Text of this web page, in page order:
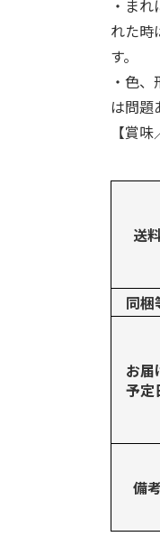
・ま
れた時
す。
・色
は問題
【賞
送
同梱
お届
予定
備考